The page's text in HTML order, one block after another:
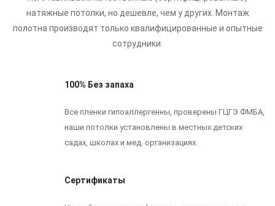
натяжные потолки, но дешевле, чем у других. Монтаж
полотна производят только квалифицированные и опытные
сотрудники.
100% Без запаха
Все пленки гипоаллергенны, проверены ГЦГЭ ФМБА,
наши потолки установлены в местных детских
садах, школах и мед. организациях.
Сертификаты